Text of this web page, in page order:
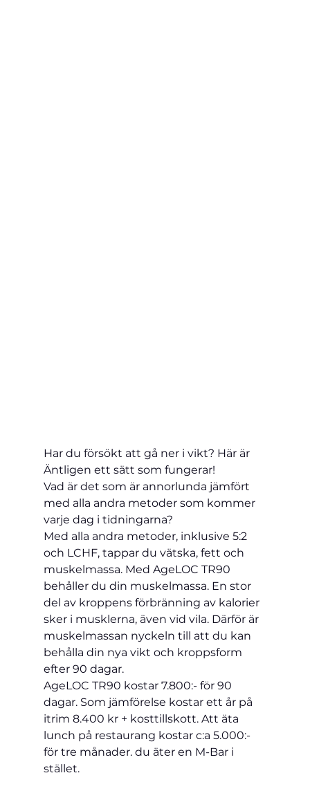
Har du försökt att gå ner i vikt? Här är
Äntligen ett sätt som fungerar!
Vad är det som är annorlunda jämfört
med alla andra metoder som kommer
varje dag i tidningarna?
Med alla andra metoder, inklusive 5:2
och LCHF, tappar du vätska, fett och
muskelmassa. Med AgeLOC TR90
behåller du din muskelmassa. En stor
del av kroppens förbränning av kalorier
sker i musklerna, även vid vila. Därför är
muskelmassan nyckeln till att du kan
behålla din nya vikt och kroppsform
efter 90 dagar.
AgeLOC TR90 kostar 7.800:- för 90
dagar. Som jämförelse kostar ett år på
itrim 8.400 kr + kosttillskott. Att äta
lunch på restaurang kostar c:a 5.000:-
för tre månader. du äter en M-Bar i
stället.